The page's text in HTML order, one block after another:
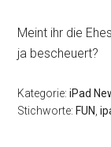
Meint ihr die
ja bescheuert?
Kategorie:iPad
Stichworte: FUN ,